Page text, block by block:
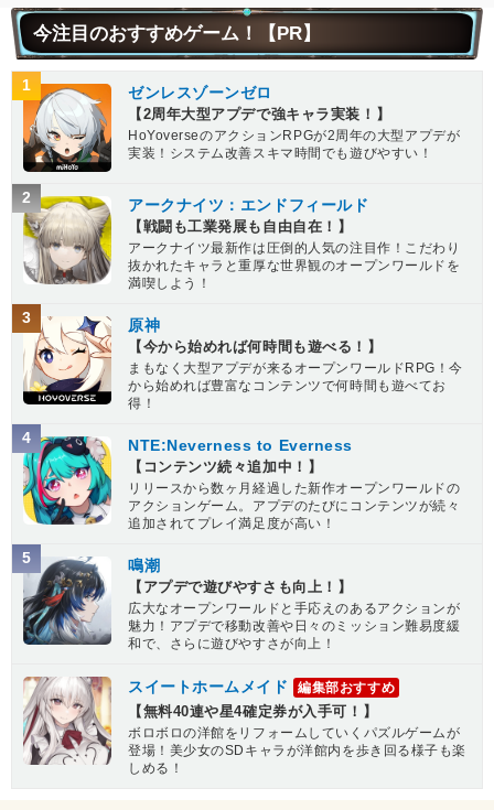
今注目のおすすめゲーム！【PR】
1 ゼンレスゾーンゼロ
【2周年大型アプデで強キャラ実装！】
HoYoverseのアクションRPGが2周年の大型アプデが
実装！システム改善スキマ時間でも遊びやすい！
2 アークナイツ：エンドフィールド
【戦闘も工業発展も自由自在！】
アークナイツ最新作は圧倒的人気の注目作！こだわり
抜かれたキャラと重厚な世界観のオープンワールドを
満喫しよう！
3 原神
【今から始めれば何時間も遊べる！】
まもなく大型アプデが来るオープンワールドRPG！今
から始めれば豊富なコンテンツで何時間も遊べてお
得！
4 NTE:Neverness to Everness
【コンテンツ続々追加中！】
リリースから数ヶ月経過した新作オープンワールドの
アクションゲーム。アプデのたびにコンテンツが続々
追加されてプレイ満足度が高い！
5 鳴潮
【アプデで遊びやすさも向上！】
広大なオープンワールドと手応えのあるアクションが
魅力！アプデで移動改善や日々のミッション難易度緩
和で、さらに遊びやすさが向上！
スイートホームメイド 編集部おすすめ
【無料40連や星4確定券が入手可！】
ボロボロの洋館をリフォームしていくパズルゲームが
登場！美少女のSDキャラが洋館内を歩き回る様子も楽
しめる！